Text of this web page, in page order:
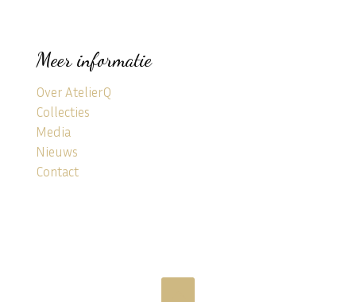
Meer informatie
Over AtelierQ
Collecties
Media
Nieuws
Contact